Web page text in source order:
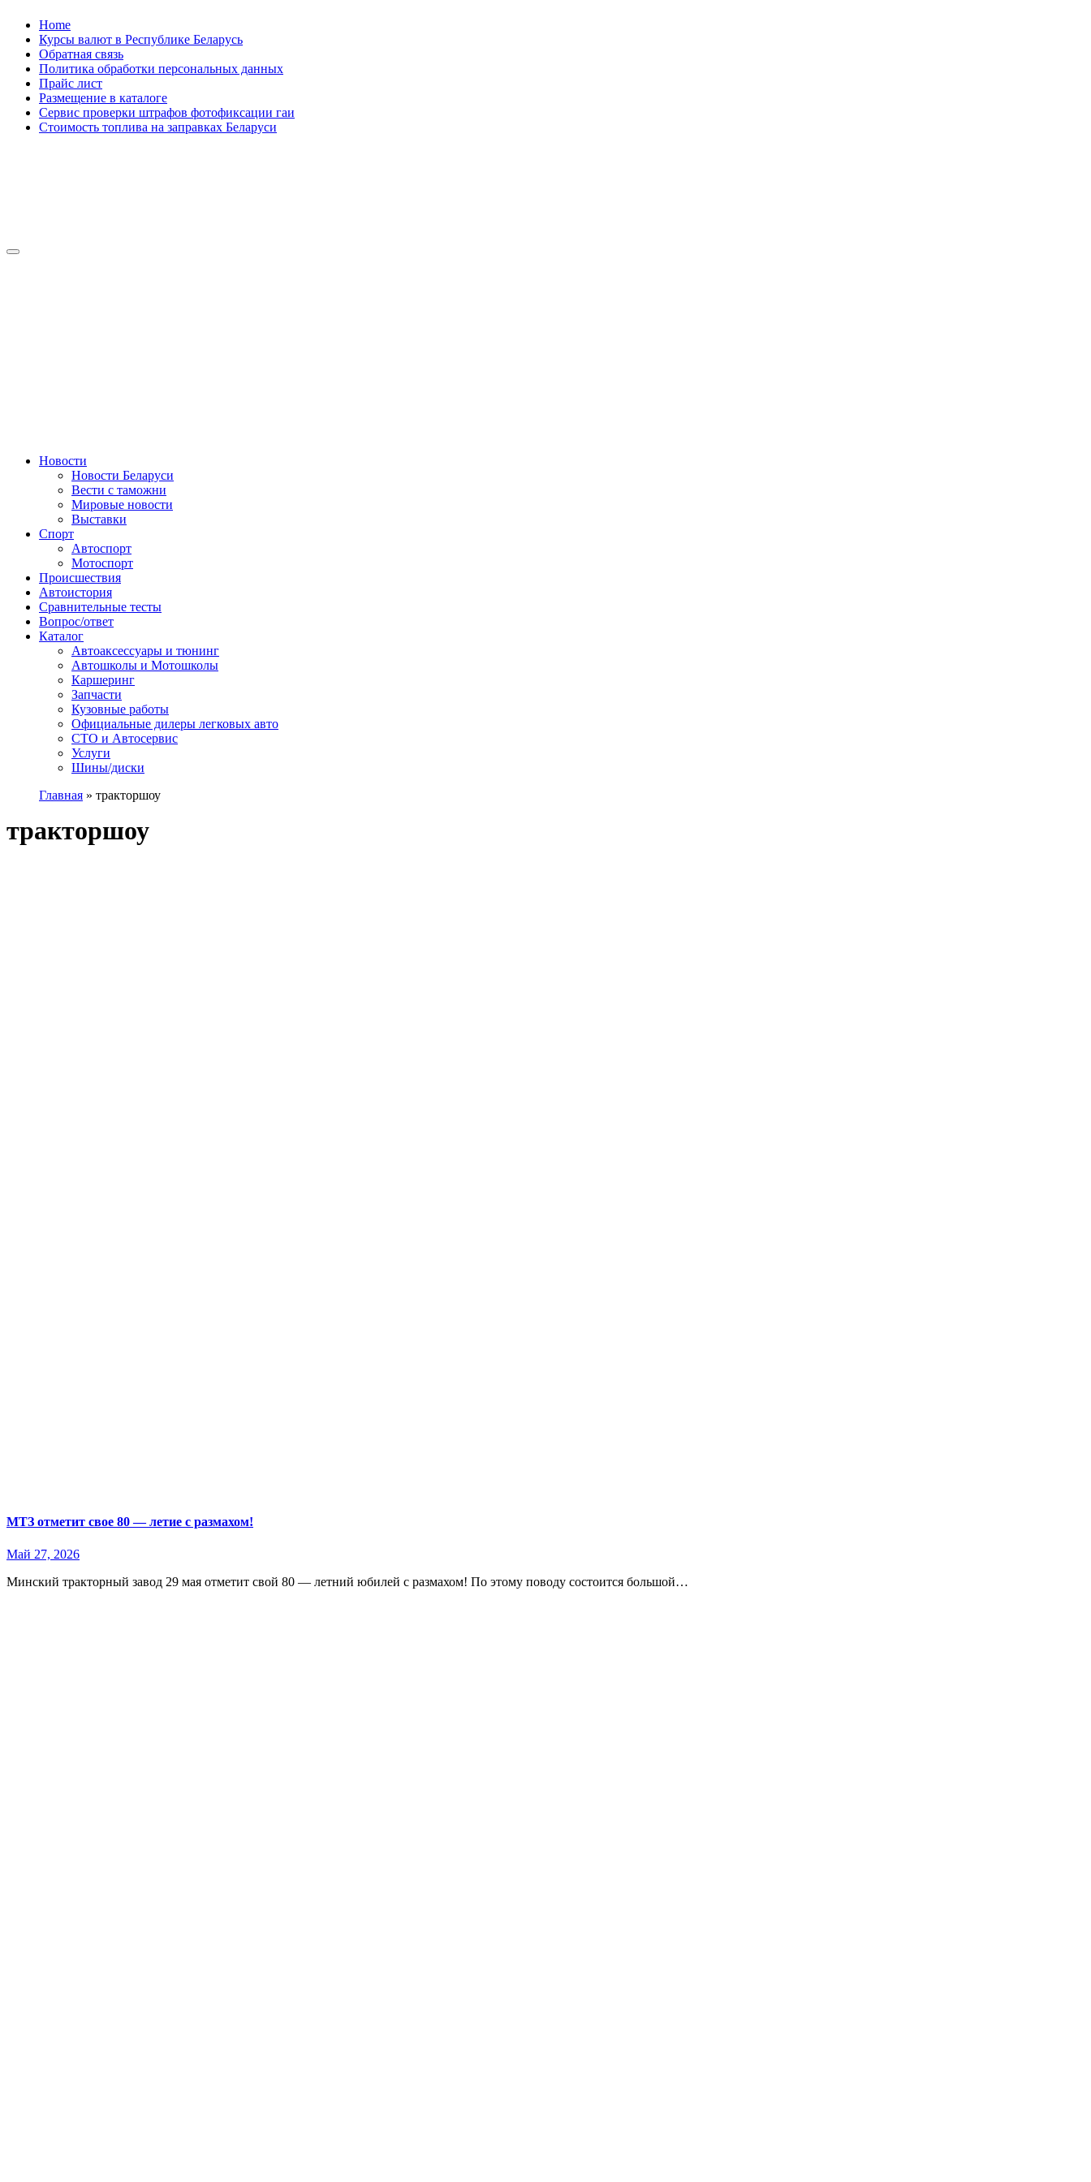
Skip
content
Home
Курсы валют в Республике Беларусь
Обратная связь
Политика обработки персональных данных
Прайс лист
Размещение в каталоге
Сервис проверки штрафов фотофиксации гаи
Стоимость топлива на заправках Беларуси
Сайт про автомобили
Новости
Новости Беларуси
Вести с таможни
Мировые новости
Выставки
Спорт
Автоспорт
Мотоспорт
Происшествия
Автоистория
Сравнительные тесты
Вопрос/ответ
Каталог
Автоакcессуары и тюнинг
Автошколы и Мотошколы
Каршеринг
Запчасти
Кузовные работы
Официальные дилеры легковых авто
СТО и Автосервис
Услуги
Шины/диски
Главная » тракторшоу
тракторшоу
МТЗ отметит свое 80 — летие с размахом!
Май 27, 2026
Минский тракторный завод 29 мая отметит свой 80 — летний юбилей с размахом! По этому поводу состоится большой…